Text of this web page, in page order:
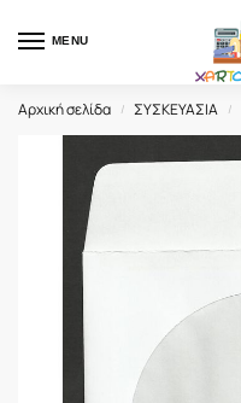
MENU
Αρχική σελίδα / ΣΥΣΚΕΥΑΣΙΑ /